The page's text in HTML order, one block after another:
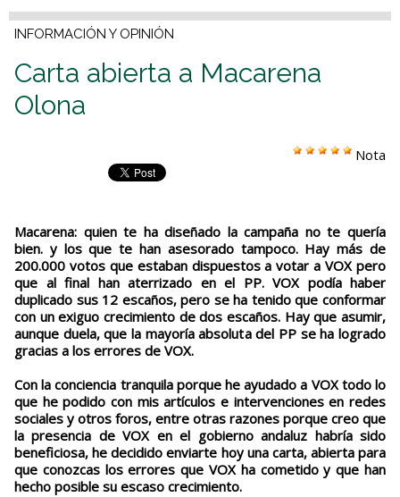
INFORMACIÓN Y OPINIÓN
Carta abierta a Macarena
Olona
Nota
Macarena: quien te ha diseñado la campaña no te quería
bien. y los que te han asesorado tampoco. Hay más de
200.000 votos que estaban dispuestos a votar a VOX pero
que al final han aterrizado en el PP. VOX podía haber
duplicado sus 12 escaños, pero se ha tenido que conformar
con un exiguo crecimiento de dos escaños. Hay que asumir,
aunque duela, que la mayoría absoluta del PP se ha logrado
gracias a los errores de VOX.
Con la conciencia tranquila porque he ayudado a VOX todo lo
que he podido con mis artículos e intervenciones en redes
sociales y otros foros, entre otras razones porque creo que
la presencia de VOX en el gobierno andaluz habría sido
beneficiosa, he decidido enviarte hoy una carta, abierta para
que conozcas los errores que VOX ha cometido y que han
hecho posible su escaso crecimiento.